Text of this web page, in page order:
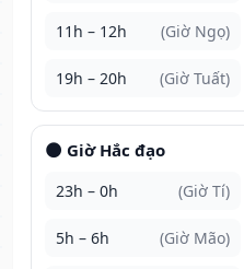
11h – 12h (Giờ Ngọ)
19h – 20h (Giờ Tuất)
🌑 Giờ Hắc đạo
23h – 0h (Giờ Tí)
5h – 6h (Giờ Mão)